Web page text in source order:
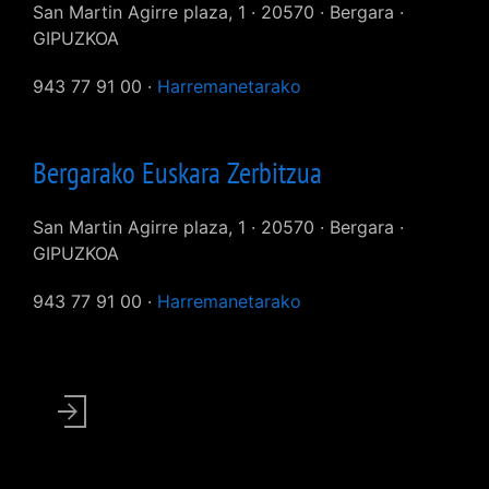
San Martin Agirre plaza, 1 · 20570 · Bergara ·
GIPUZKOA
943 77 91 00 · Harremanetarako
Bergarako Euskara Zerbitzua
San Martin Agirre plaza, 1 · 20570 · Bergara ·
GIPUZKOA
943 77 91 00 · Harremanetarako
User
account